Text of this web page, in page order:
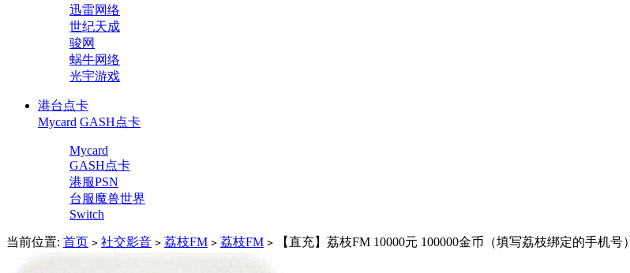
迅雷网络
世纪天成
骏网
蜗牛网络
光宇游戏
港台点卡
Mycard GASH点卡
Mycard
GASH点卡
港服PSN
台服魔兽世界
Switch
当前位置: 首页 > 社交影音 > 荔枝FM > 荔枝FM > 【直充】荔枝FM 10000元 100000金币（填写荔枝绑定的手机号）